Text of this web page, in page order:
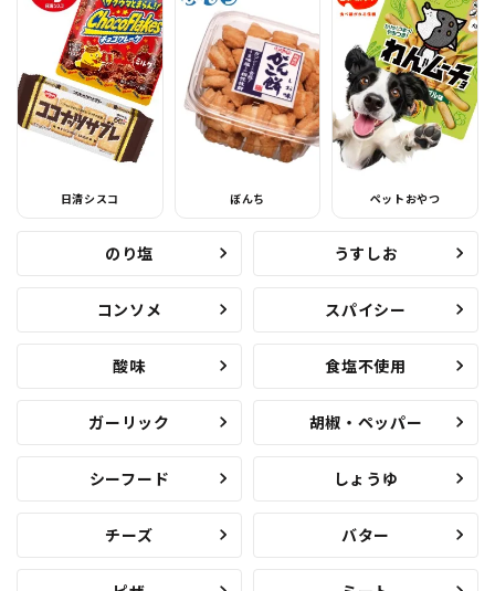
日清シスコ ぼんち ペットおやつ
のり塩 うすしお
コンソメ スパイシー
酸味 食塩不使用
ガーリック 胡椒・ペッパー
シーフード しょうゆ
チーズ バター